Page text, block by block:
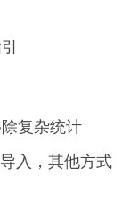
复杂统计
入，其他方式